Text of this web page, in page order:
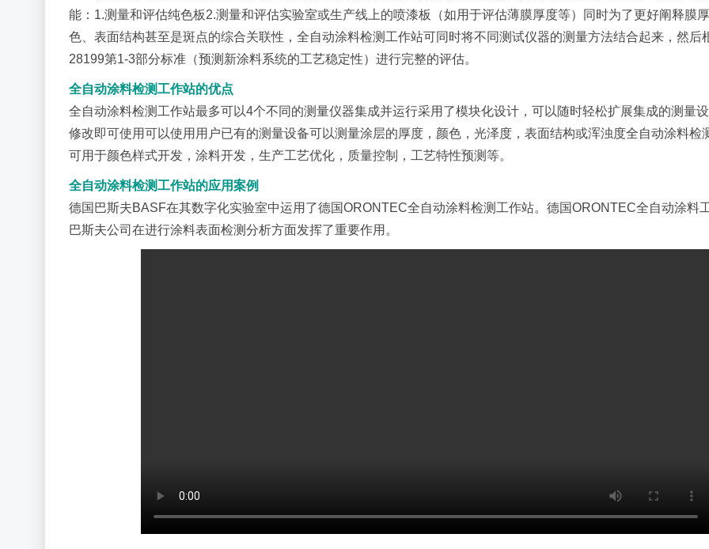
能：1.测量和评估纯色板2.测量和评估实验室或生产线上的喷漆板（如用于评估薄膜厚度等）同时为了更好阐释膜
色、表面结构甚至是斑点的综合关联性，全自动涂料检测工作站可同时将不同测试仪器的测量方法结合起来，然后
28199第1-3部分标准（预测新涂料系统的工艺稳定性）进行完整的评估。
全自动涂料检测工作站的优点
全自动涂料检测工作站最多可以4个不同的测量仪器集成并运行采用了模块化设计，可以随时轻松扩展集成的测量
修改即可使用可以使用用户已有的测量设备可以测量涂层的厚度，颜色，光泽度，表面结构或浑浊度全自动涂料检
可用于颜色样式开发，涂料开发，生产工艺优化，质量控制，工艺特性预测等。
全自动涂料检测工作站的应用案例
德国巴斯夫BASF在其数字化实验室中运用了德国ORONTEC全自动涂料检测工作站。德国ORONTEC全自动涂料
巴斯夫公司在进行涂料表面检测分析方面发挥了重要作用。